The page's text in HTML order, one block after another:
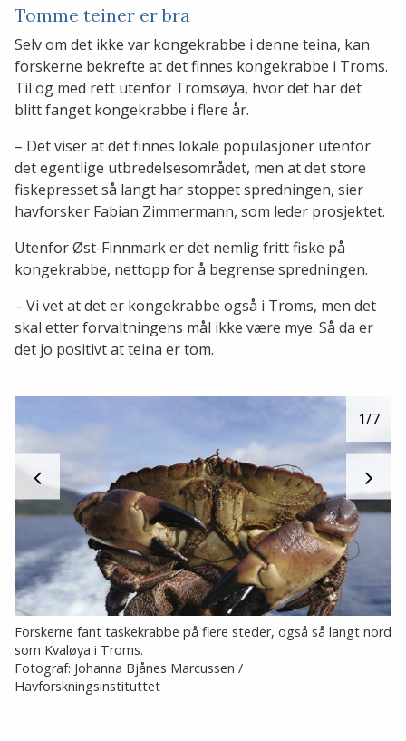
Tomme teiner er bra
Selv om det ikke var kongekrabbe i denne teina, kan
forskerne bekrefte at det finnes kongekrabbe i Troms.
Til og med rett utenfor Tromsøya, hvor det har det
blitt fanget kongekrabbe i flere år.
– Det viser at det finnes lokale populasjoner utenfor
det egentlige utbredelsesområdet, men at det store
fiskepresset så langt har stoppet spredningen, sier
havforsker Fabian Zimmermann, som leder prosjektet.
Utenfor Øst-Finnmark er det nemlig fritt fiske på
kongekrabbe, nettopp for å begrense spredningen.
– Vi vet at det er kongekrabbe også i Troms, men det
skal etter forvaltningens mål ikke være mye. Så da er
det jo positivt at teina er tom.
Forskerne fant taskekrabbe på flere steder, også så langt nord
som Kvaløya i Troms.
Fotograf: Johanna Bjånes Marcussen /
Havforskningsinstituttet
1/7